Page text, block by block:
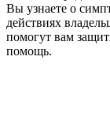
Вы узнаете о
действиях
помогут вам
помощь.